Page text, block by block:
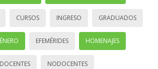
CURSOS INGRESO GRADUADOS
EFEMÉRIDES HOMENAJES
DOCENTES NODOCENTES